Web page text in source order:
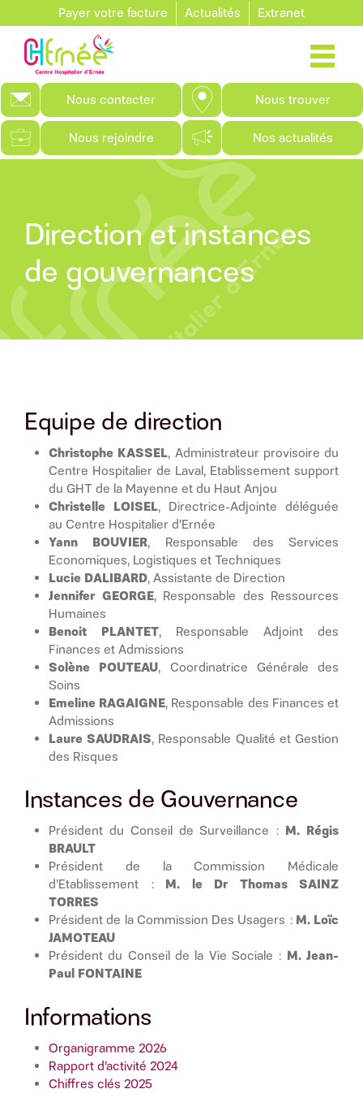
Aller au contenu principal
Payer votre facture Actualités Extranet
Nous contacter Nous trouver
Nous rejoindre Nos actualités
Direction et instances
de gouvernances
Equipe de direction
Christophe KASSEL, Administrateur provisoire du
Centre Hospitalier de Laval, Etablissement support
du GHT de la Mayenne et du Haut Anjou
Christelle LOISEL, Directrice-Adjointe déléguée
au Centre Hospitalier d'Ernée
Yann BOUVIER, Responsable des Services
Economiques, Logistiques et Techniques
Lucie DALIBARD, Assistante de Direction
Jennifer GEORGE, Responsable des Ressources
Humaines
Benoit PLANTET, Responsable Adjoint des
Finances et Admissions
Solène POUTEAU, Coordinatrice Générale des
Soins
Emeline RAGAIGNE, Responsable des Finances et
Admissions
Laure SAUDRAIS, Responsable Qualité et Gestion
des Risques
Instances de Gouvernance
Président du Conseil de Surveillance : M. Régis
BRAULT
Président de la Commission Médicale
d’Etablissement : M. le Dr Thomas SAINZ
TORRES
Président de la Commission Des Usagers : M. Loïc
JAMOTEAU
Président du Conseil de la Vie Sociale : M. Jean-
Paul FONTAINE
Informations
Organigramme 2026
Rapport d’activité 2024
Chiffres clés 2025